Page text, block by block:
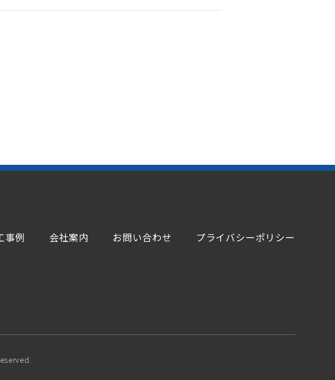
事例 会社案内 お問い合わせ プライバシーポリシー